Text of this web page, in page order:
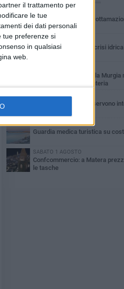
il trattamento per
le tue
dei dati personali
tue preferenze si
in qualsiasi
web.
MARTEDÌ 4 AGOSTO
Basilicata: approvata
bollo auto
LUNEDÌ 3 AGOSTO
Basilicata: passata la crisi idrica
Incendio nel Parco della Murgia
salvati bosco e cementeria
VENERDÌ 31 LUGLIO
Erosione della costa: servono
LUNEDÌ 3 AGOSTO
Guardia medica turistica su
SABATO 1 AGOSTO
Confcommercio: a Matera
le tasche